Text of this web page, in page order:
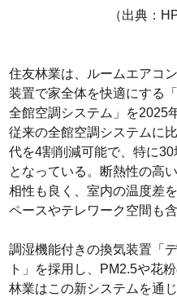
（出典：
住友林業は、ルームエアコ
装置で家全体を快適にする
全館空調システム」を2025
従来の全館空調システムに
代を4割削減可能で、特に
となっている。断熱性の高
相性も良く、室内の温度差
ペースやテレワーク空間も
調湿機能付きの換気装置「
ト」を採用し、PM2.5や花
林業はこの新システムを通